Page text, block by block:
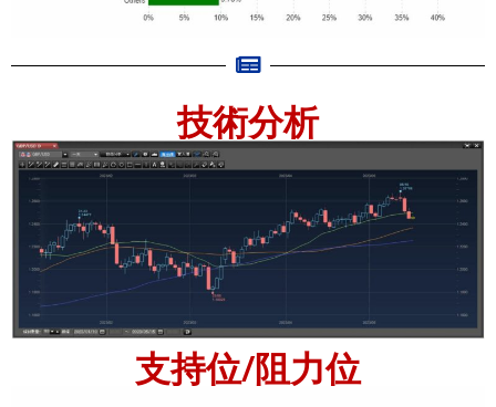
技術分析
支持位/阻力位